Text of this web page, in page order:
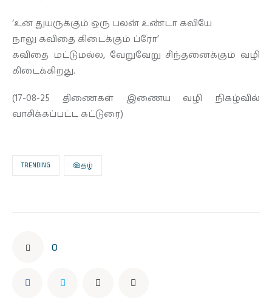
‘உன் துயருக்கும் ஒரு பலன் உண்டா கவியே
நாலு கவிதை கிடைக்கும் ப்ரோ’
கவிதை மட்டுமல்ல, வேறுவேறு சிந்தனைக்கும் வழி
கிடைக்கிறது.
(17-08-25 திணைகள் இணைய வழி நிகழ்வில்
வாசிக்கப்பட்ட கட்டுரை)
TRENDING இதழ்
0